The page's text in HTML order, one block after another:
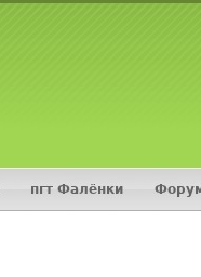
пгт Фалёнки